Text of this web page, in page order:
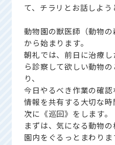
て、チラリとお話しよう
動物園の獣医師（動物の
から始まります。
朝礼では、前日に治療
ら診察して欲しい動物
り、
今日やるべき作業の確
情報を共有する大切な時
次に《巡回》をします。
まずは、気になる動物の
園内をぐるっとまわりま